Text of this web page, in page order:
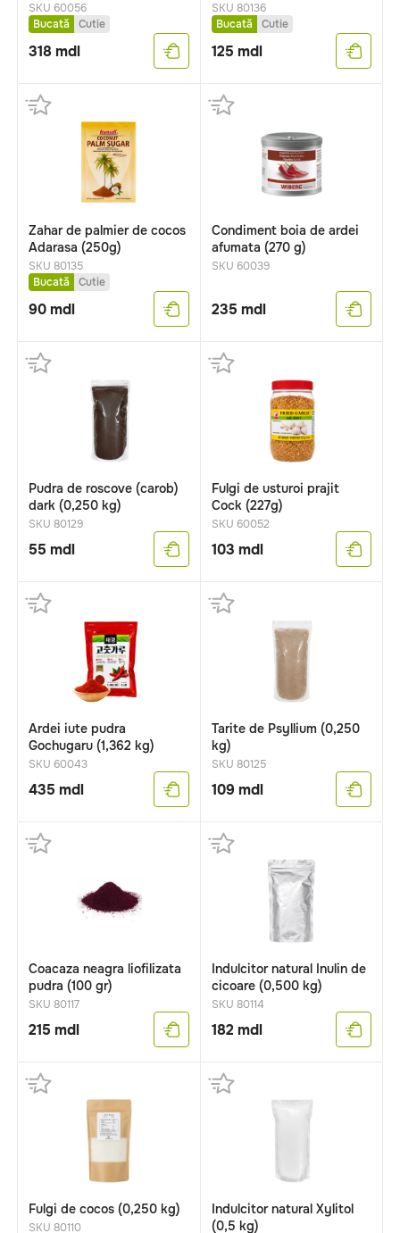
SKU 60056
Bucată
Cutie
318mdl
SKU 80136
Bucată
Cutie
125 mdl
Zahar de palmier de cocos
Adarasa (250g)
SKU 80135
Bucată
Cutie
90mdl
Condiment boia de ardei
afumata (270 g)
SKU 60039
235 mdl
Pudra de roscove (carob)
dark (0,250 kg)
SKU 80129
55 mdl
Fulgi de usturoi prajit
Cock (227g)
SKU 60052
103 mdl
Ardei iute pudra
Gochugaru (1,362 kg)
SKU 60043
435 mdl
Tarite de Psyllium (0,250
kg)
SKU 80125
109 mdl
Coacaza neagra liofilizata
pudra (100 gr)
SKU 80117
215 mdl
Indulcitor natural Inulin de
cicoare (0,500 kg)
SKU 80114
182 mdl
Fulgi de cocos (0,250 kg)
SKU 80110
Indulcitor natural Xylitol
(0,5 kg)